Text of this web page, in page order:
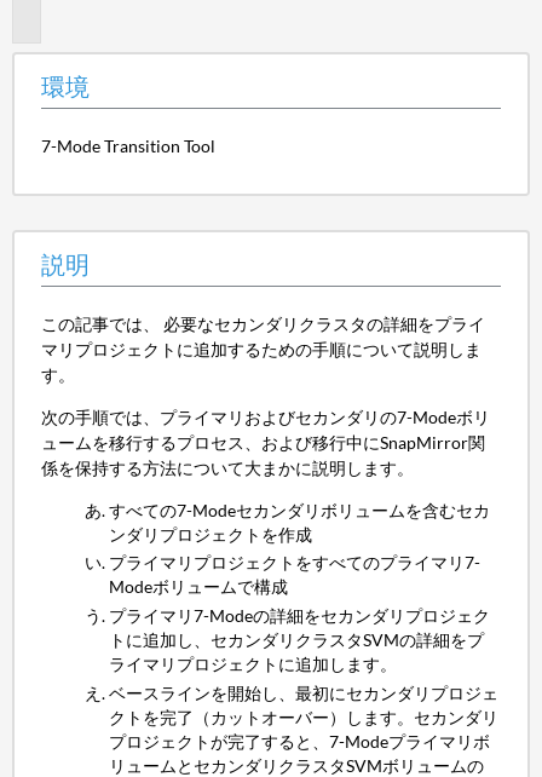
環境
7-Mode Transition Tool
説明
この記事では、 必要なセカンダリクラスタの詳細をプライ
マリプロジェクトに追加するための手順について説明しま
す。
次の手順では、プライマリおよびセカンダリの7-Modeボリ
ュームを移行するプロセス、および移行中にSnapMirror関
係を保持する方法について大まかに説明します。
すべての7-Modeセカンダリボリュームを含むセカ
ンダリプロジェクトを作成
プライマリプロジェクトをすべてのプライマリ7-
Modeボリュームで構成
プライマリ7-Modeの詳細をセカンダリプロジェク
トに追加し、セカンダリクラスタSVMの詳細をプ
ライマリプロジェクトに追加します。
ベースラインを開始し、最初にセカンダリプロジェ
クトを完了（カットオーバー）します。セカンダリ
プロジェクトが完了すると、7-Modeプライマリボ
リュームとセカンダリクラスタSVMボリュームの